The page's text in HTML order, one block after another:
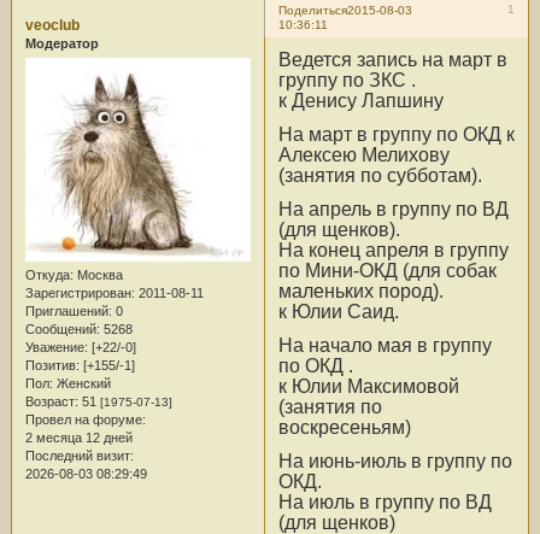
Поделиться 1
2015-08-03
10:36:11
veoclub
Модератор
Откуда: Москва
Зарегистрирован: 2011-08-11
Приглашений: 0
Сообщений: 5268
Уважение: [+22/-0]
Позитив: [+155/-1]
Пол: Женский
Возраст: 51 [1975-07-13]
Провел на форуме:
2 месяца 12 дней
Последний визит:
2026-08-03 08:29:49
Ведется запись на март в
группу по ЗКС .
к Денису Лапшину
На март в группу по ОКД к
Алексею Мелихову
(занятия по субботам).
На апрель в группу по ВД
(для щенков).
На конец апреля в группу
по Мини-ОКД (для собак
маленьких пород).
к Юлии Саид.
На начало мая в группу
по ОКД .
к Юлии Максимовой
(занятия по
воскресеньям)
На июнь-июль в группу по
ОКД.
На июль в группу по ВД
(для щенков)